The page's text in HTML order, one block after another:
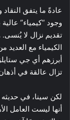
عادةً ما يتفق
وجود “كيمياء”
تقديم نزال لا
الكيمياء مع
أبرزهم أي جي
تزال عالقة في
لكن سينا، في حديثه
أنها ليست العامل